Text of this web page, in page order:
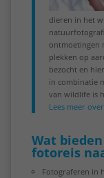
dieren in het
ontmoetingen
plekken op
bezocht en
in combinatie
van wildlife is
Lees meer
Wat
fotoreis
Fotograferen in